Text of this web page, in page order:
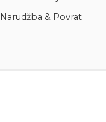
Narudžba & Povrat